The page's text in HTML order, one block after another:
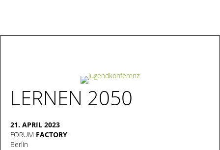
LERNEN 2050
21. APRIL 2023
FORUM FACTORY
Berlin